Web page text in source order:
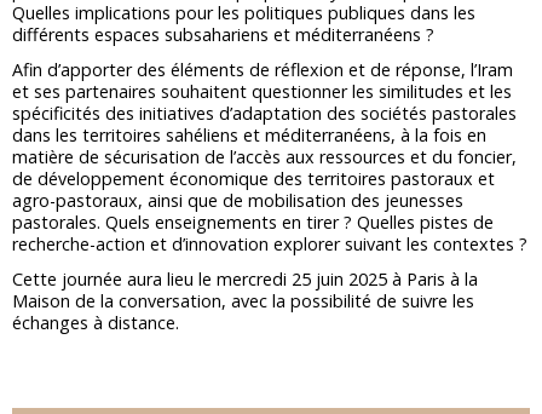
Quelles implications pour les politiques publiques dans les
différents espaces subsahariens et méditerranéens ?
Afin d’apporter des éléments de réflexion et de réponse, l’Iram
et ses partenaires souhaitent questionner les similitudes et les
spécificités des initiatives d’adaptation des sociétés pastorales
dans les territoires sahéliens et méditerranéens, à la fois en
matière de sécurisation de l’accès aux ressources et du foncier,
de développement économique des territoires pastoraux et
agro-pastoraux, ainsi que de mobilisation des jeunesses
pastorales. Quels enseignements en tirer ? Quelles pistes de
recherche-action et d’innovation explorer suivant les contextes ?
Cette journée aura lieu le mercredi 25 juin 2025 à Paris à la
Maison de la conversation, avec la possibilité de suivre les
échanges à distance.